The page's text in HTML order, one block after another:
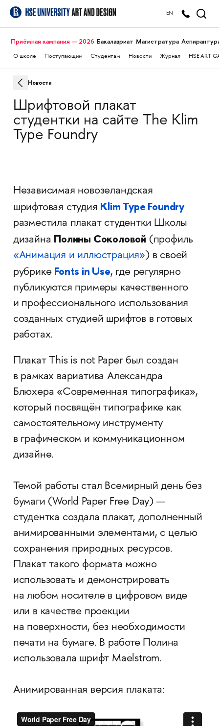
EN
Приёмная кампания — 2026 Бакалавриат Магистратура
О школе Поступающим Студентам Новости Журнал HSE ART
Новости
Шрифтовой плакат
студентки на сайте The Klim
Type Foundry
Независимая новозеландская
шрифтовая студия Klim Type Foundry
разместила плакат студентки Школы
дизайна Полины Соколовой (профиль
«Анимация и иллюстрация») в своей
рубрике Fonts in Use, где регулярно
публикуются примеры качественного
и профессионального использования
созданных студией шрифтов в готовых
работах.
Плакат This is not Paper был создан
в рамках вариатива Александра
Блюхера «Современная типографика»,
который посвящён типографике как
самостоятельному инструменту
в графическом и коммуникационном
дизайне.
Темой работы стал Всемирный день без
бумаги (World Paper Free Day) —
студентка создала плакат, дополненный
анимированными элементами, с целью
сохранения природных ресурсов.
Плакат такого формата можно
использовать и демонстрировать
на любом носителе в цифровом виде
или в качестве проекции
на поверхности, без необходимости
печати на бумаге. В работе Полина
использовала шрифт Maelstrom.
Анимированная версия плаката: